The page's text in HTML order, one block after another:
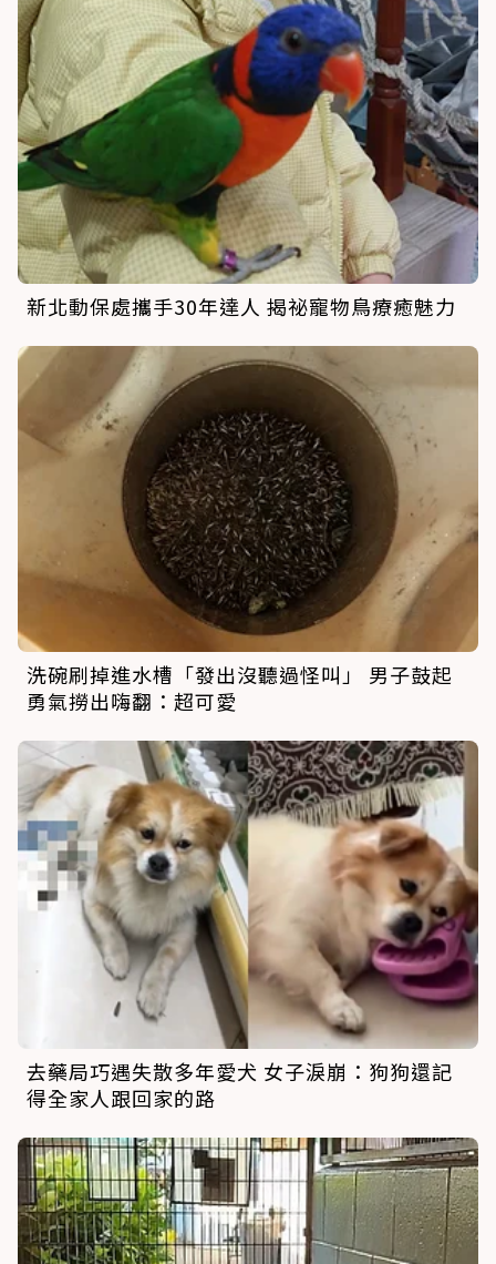
新北動保處攜手30年達人 揭祕寵物鳥療癒魅力
洗碗刷掉進水槽「發出沒聽過怪叫」 男子鼓起
勇氣撈出嗨翻：超可愛
去藥局巧遇失散多年愛犬 女子淚崩：狗狗還記
得全家人跟回家的路